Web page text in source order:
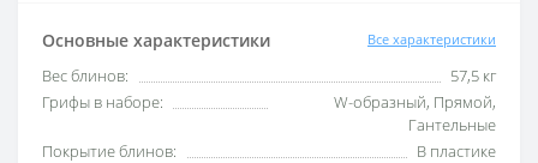
Основные характеристики Все характеристики
Вес блинов:
57,5 кг
Грифы в наборе:
W-образный, Прямой,
Гантельные
Покрытие блинов:
В пластике